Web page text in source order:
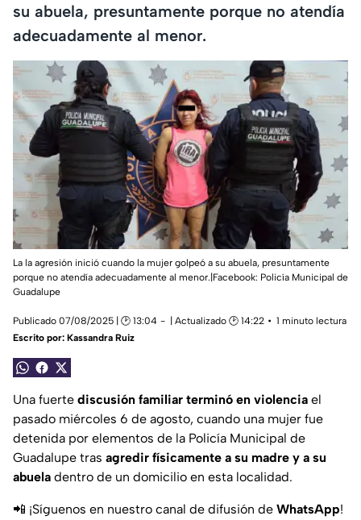
su abuela, presuntamente porque no atendía
adecuadamente al menor.
La la agresión inició cuando la mujer golpeó a su abuela, presuntamente
porque no atendía adecuadamente al menor.|Facebook: Policía Municipal de
Guadalupe
Publicado 07/08/2025 | 🕑 13:04 | Actualizado 🕑 14:22
1 minuto lectura
Escrito por: Kassandra Ruiz
Una fuerte discusión familiar terminó en violencia el
pasado miércoles 6 de agosto, cuando una mujer fue
detenida por elementos de la Policía Municipal de
Guadalupe tras agredir físicamente a su madre y a su
abuela dentro de un domicilio en esta localidad.
📲 ¡Síguenos en nuestro canal de difusión de WhatsApp!